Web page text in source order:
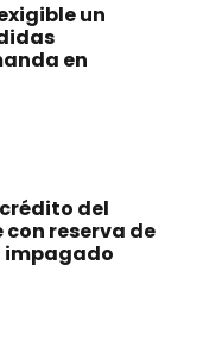
un
en
del
reserva de
impagado